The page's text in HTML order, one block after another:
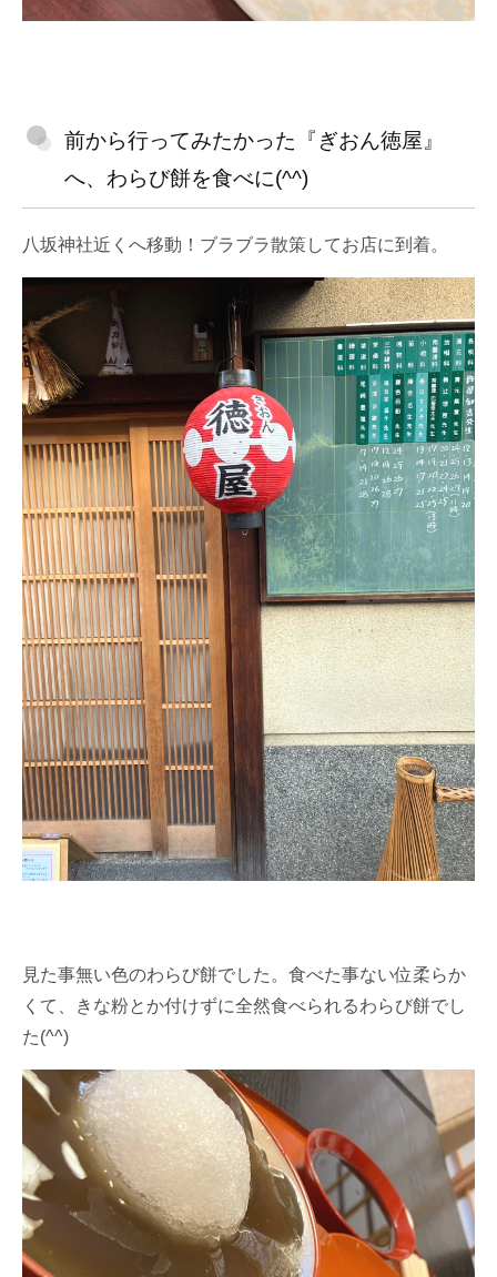
前から行ってみたかった『ぎおん徳屋』
へ、わらび餅を食べに(^^)
八坂神社近くへ移動！ブラブラ散策してお店に到着。
見た事無い色のわらび餅でした。食べた事ない位柔らか
くて、きな粉とか付けずに全然食べられるわらび餅でし
た(^^)